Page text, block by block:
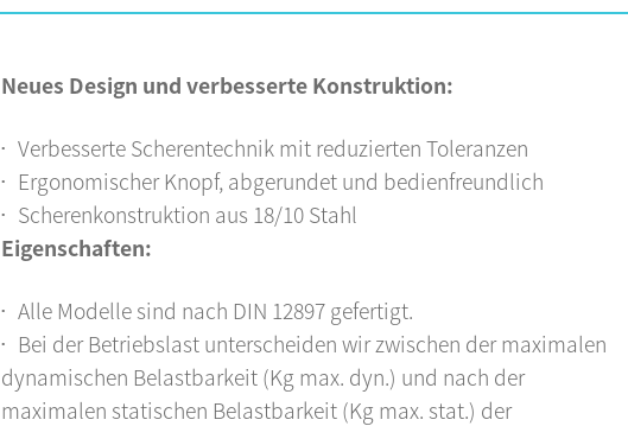
Neues Design und verbesserte Konstruktion:
Verbesserte Scherentechnik mit reduzierten Toleranzen
Ergonomischer Knopf, abgerundet und bedienfreundlich
Scherenkonstruktion aus 18/10 Stahl
Eigenschaften:
Alle Modelle sind nach DIN 12897 gefertigt.
Bei der Betriebslast unterscheiden wir zwischen der maximalen
dynamischen Belastbarkeit (Kg max. dyn.) und nach der
maximalen statischen Belastbarkeit (Kg max. stat.) der